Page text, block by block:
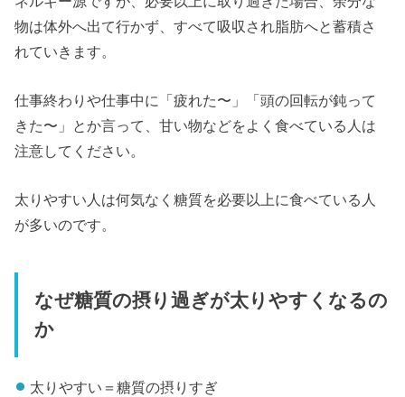
物は体外へ出て行かず、すべて吸収され脂肪へと蓄積さ
れていきます。
仕事終わりや仕事中に「疲れた〜」「頭の回転が鈍って
きた〜」とか言って、甘い物などをよく食べている人は
注意してください。
太りやすい人は何気なく糖質を必要以上に食べている人
が多いのです。
なぜ糖質の摂り過ぎが太りやすくなるの
か
太りやすい＝糖質の摂りすぎ